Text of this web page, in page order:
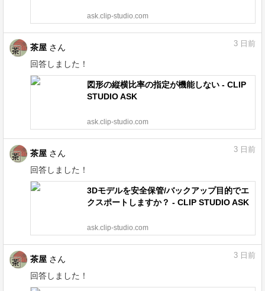
ask.clip-studio.com
茶屋 さん
回答しました！
3 日前
図形の縦横比率の指定が機能しない - CLIP
STUDIO ASK
ask.clip-studio.com
茶屋 さん
回答しました！
3 日前
3Dモデルを安全保管/バックアップ目的でエ
クスポートしますか？ - CLIP STUDIO ASK
ask.clip-studio.com
茶屋 さん
回答しました！
3 日前